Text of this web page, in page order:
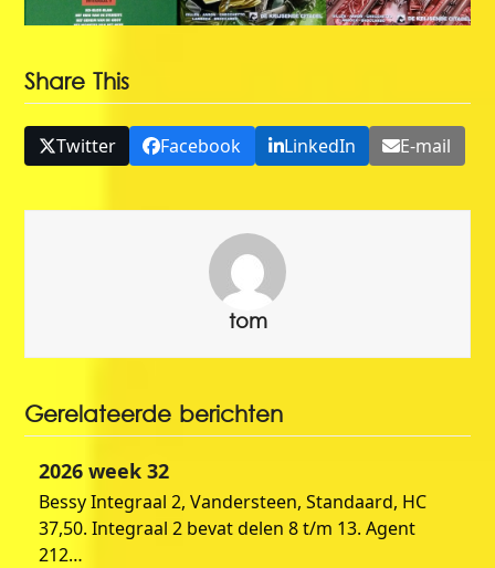
Share This
Twitter Facebook LinkedIn E-mail
tom
Gerelateerde berichten
2026 week 32
Bessy Integraal 2, Vandersteen, Standaard, HC
37,50. Integraal 2 bevat delen 8 t/m 13. Agent
212…